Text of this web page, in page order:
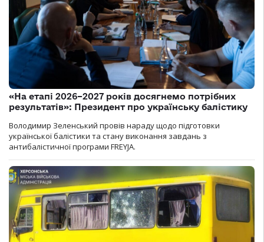
«На етапі 2026–2027 років досягнемо потрібних
результатів»: Президент про українську балістику
Володимир Зеленський провів нараду щодо підготовки
української балістики та стану виконання завдань з
антибалістичної програми FREYJA.